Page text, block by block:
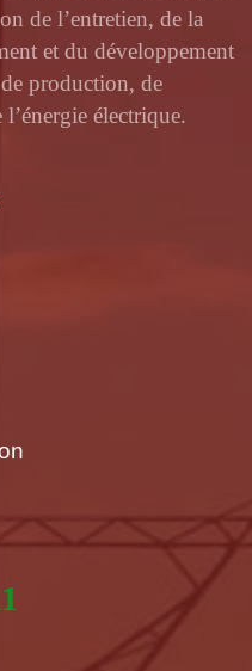
de l’entretien, de la
et du développement
production, de
électrique.